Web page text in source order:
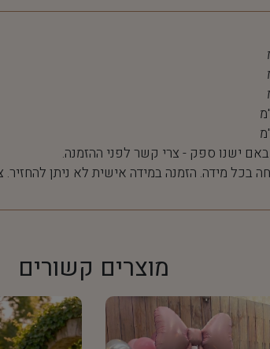
באם ישנו ספק - צרי קשר לפני ההזמנה.
בכל מידה. הזמנה במידה אישית לא ניתן
מוצרים קשורים